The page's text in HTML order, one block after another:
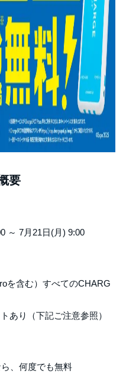
要
～ 7月21日(月) 9:00
を含む）すべてのCHARG
あり（下記ご注意参照）
、何度でも無料